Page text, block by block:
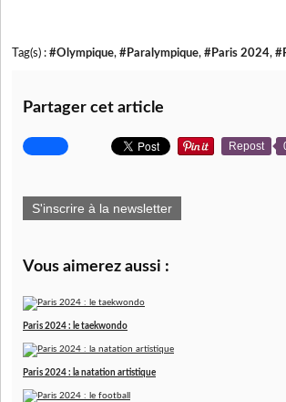
Tag(s) : #Olympique, #Paralympique, #Paris 2024,
Partager cet article
Repost
S'inscrire à la newsletter
Vous aimerez aussi :
Paris 2024 : le taekwondo
Paris 2024 : la natation artistique